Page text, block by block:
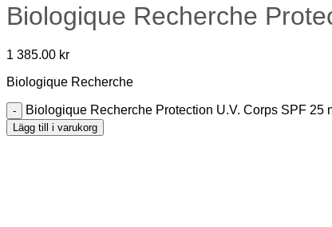
Biologique Recherche
1 385.00 kr
Biologique Recherche
Biologique Recherche Protection U.V. Corps SPF 25
Lägg till i varukorg